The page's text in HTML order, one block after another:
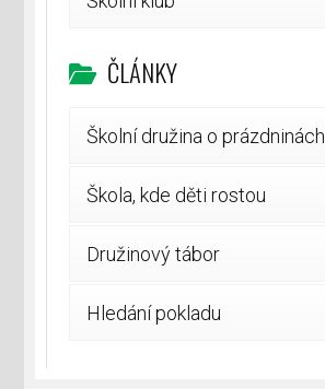
ČLÁNKY
Školní družina o prázdninách
Škola, kde děti rostou
Družinový tábor
Hledání pokladu